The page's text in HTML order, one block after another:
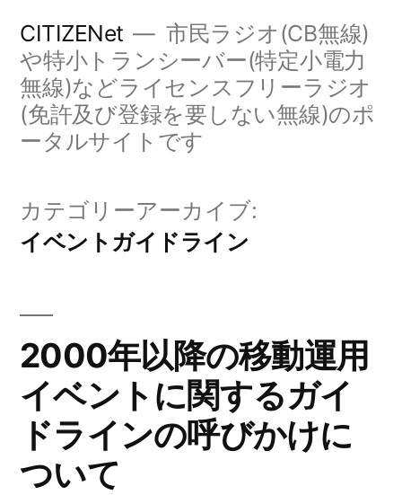
CITIZENet
市民ラジオ(CB無線)
や特小トランシーバー(特定小電力
無線)などライセンスフリーラジオ
(免許及び登録を要しない無線)のポ
ータルサイトです
カテゴリーアーカイブ:
イベントガイドライン
2000年以降の移動運用
イベントに関するガイ
ドラインの呼びかけに
ついて